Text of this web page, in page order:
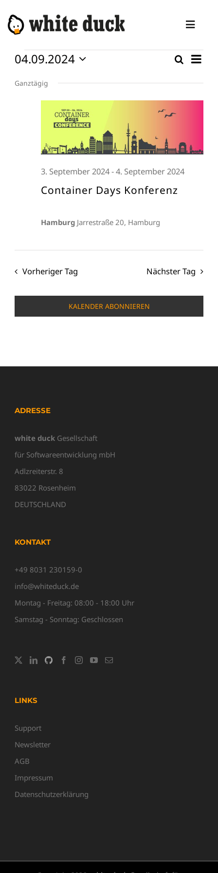
Inhalt
KOMPETENZEN
DIENSTLEISTUNGEN
MANAGED SERVICES
PRODUKTE
BLOG
ABOUT
Veranstaltungen
4.
September
Suche
Suche
Tag
04.09.2024
wählen.
Ganztägig
Container Days Konferenz
3. September 2024-4. September 2024
Hamburg Jarrestraße 20, Hamburg
Vorheriger Tag Nächster Tag
KALENDER ABONNIEREN
ADRESSE
white duck Gesellschaft
für Softwareentwicklung mbH
Adlzreiterstr. 8
83022 Rosenheim
DEUTSCHLAND
KONTAKT
+49 8031 230159-0
info@whiteduck.de
Montag - Freitag: 08:00 - 18:00 Uhr
Samstag - Sonntag: Geschlossen
LINKS
Support
Newsletter
AGB
Impressum
Datenschutzerklärung